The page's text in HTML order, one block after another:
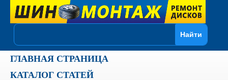
ГЛАВНАЯ СТРАНИЦА
КАТАЛОГ СТАТЕЙ